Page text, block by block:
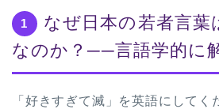
1
なぜ日本の若者言葉
なのか？──言語学的に
「好きすぎて滅」を英語にしてく